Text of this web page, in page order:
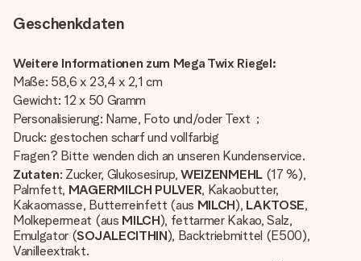
Geschenkdaten
Weitere Informationen zum Mega Twix Riegel:
Maße: 58,6 x 23,4 x 2,1 cm
Gewicht: 12 x 50 Gramm
Personalisierung: Name, Foto und/oder Text ;
Druck: gestochen scharf und vollfarbig
Fragen? Bitte wenden dich an unseren Kundenservice.
Zutaten: Zucker, Glukosesirup,WEIZENMEHL(17 %),
Palmfett, MAGERMILCH PULVER, Kakaobutter,
Kakaomasse, Butterreinfett (aus MILCH), LAKTOSE,
Molkepermeat (aus MILCH), fettarmer Kakao, Salz,
Emulgator (SOJALECITHIN), Backtriebmittel (E500),
Vanilleextrakt.